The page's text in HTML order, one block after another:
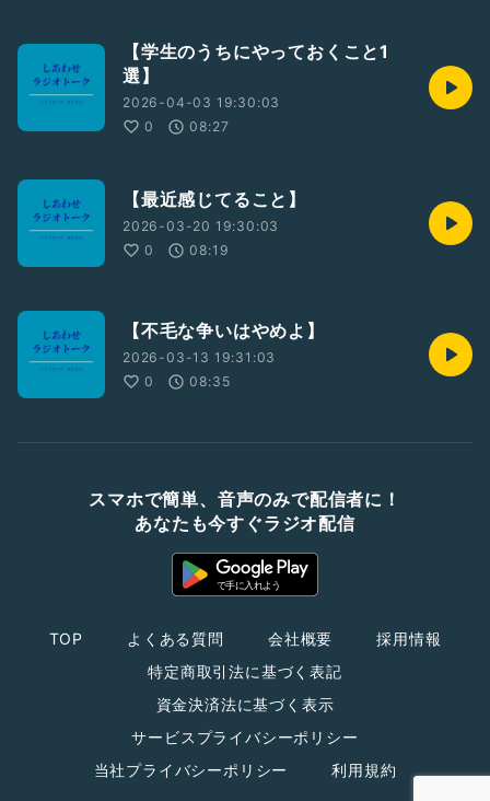
【学生のうちにやっておくこと1
選】
2026-04-03 19:30:03
0
08:27
【最近感じてること】
2026-03-20 19:30:03
0
08:19
【不毛な争いはやめよ】
2026-03-13 19:31:03
0
08:35
スマホで簡単、音声のみで配信者に！
あなたも今すぐラジオ配信
TOP よくある質問 会社概要
採用情報
特定商取引法に基づく表記
資金決済法に基づく表示
サービスプライバシーポリシー
当社プライバシーポリシー
利用規約